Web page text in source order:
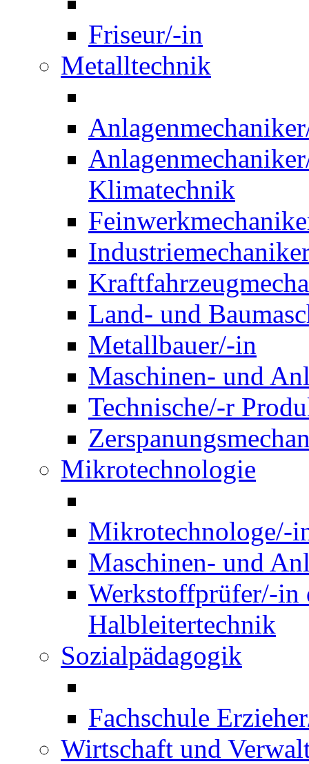
Friseur/-in
Metalltechnik
Klimatechnik
Land- und
Metallbauer/-in
Maschinen- und
Technische/-r
Mikrotechnologie
Mikrotechnologe/-
Maschinen- und
Werkstoffprüfer/-in
Halbleitertechnik
Sozialpädagogik
Fachschule
Wirtschaft und